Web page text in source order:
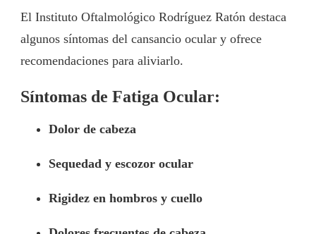
El Instituto Oftalmológico Rodríguez Ratón destaca
algunos síntomas del cansancio ocular y ofrece
recomendaciones para aliviarlo.
Síntomas de Fatiga Ocular:
Dolor de cabeza
Sequedad y escozor ocular
Rigidez en hombros y cuello